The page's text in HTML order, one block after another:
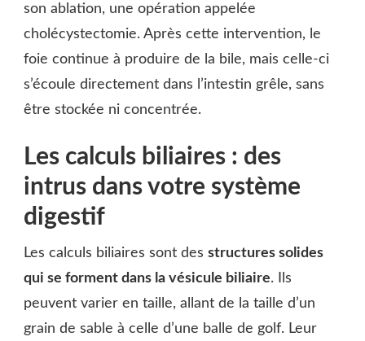
son ablation, une opération appelée
cholécystectomie. Après cette intervention, le
foie continue à produire de la bile, mais celle-ci
s’écoule directement dans l’intestin grêle, sans
être stockée ni concentrée.
Les calculs biliaires : des
intrus dans votre système
digestif
Les calculs biliaires sont des structures solides
qui se forment dans la vésicule biliaire. Ils
peuvent varier en taille, allant de la taille d’un
grain de sable à celle d’une balle de golf. Leur